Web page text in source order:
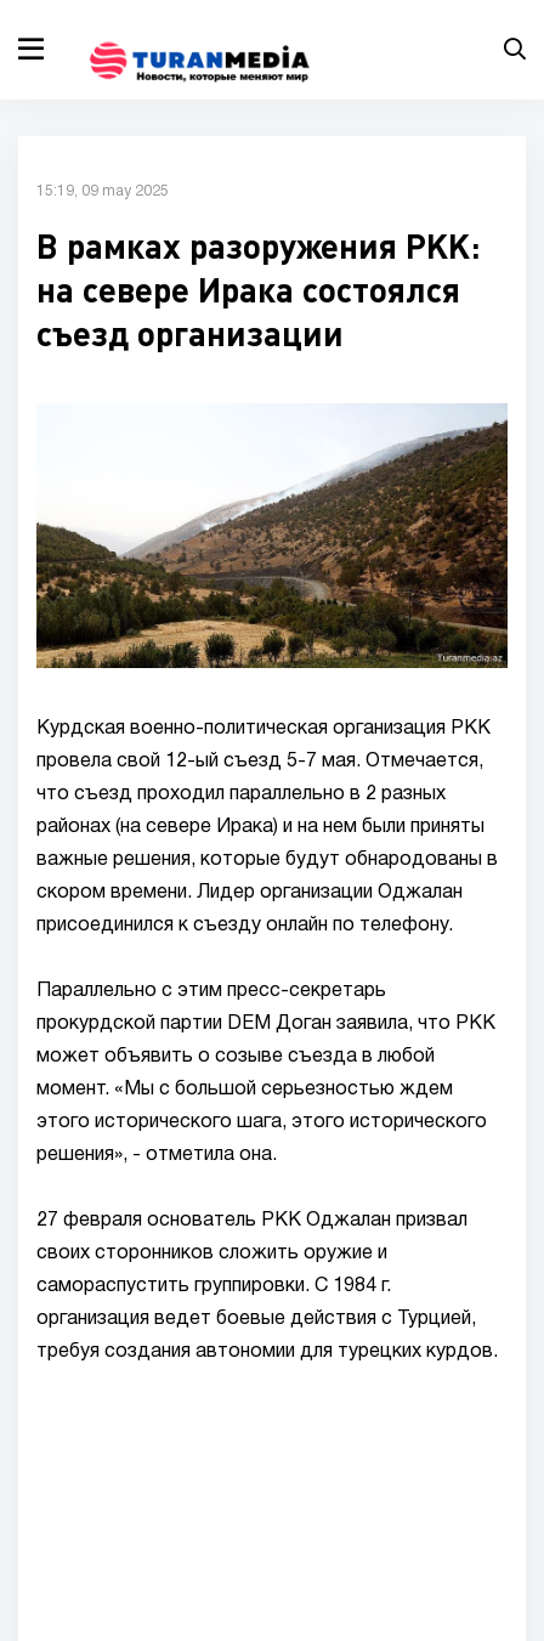
15:19, 09 may 2025
В рамках разоружения PKK:
на севере Ирака состоялся
съезд организации
Курдская военно-политическая организация PKK
провела свой 12-ый съезд 5-7 мая. Отмечается,
что съезд проходил параллельно в 2 разных
районах (на севере Ирака) и на нем были приняты
важные решения, которые будут обнародованы в
скором времени. Лидер организации Оджалан
присоединился к съезду онлайн по телефону.
Параллельно с этим пресс-секретарь
прокурдской партии DEM Доган заявила, что PKK
может объявить о созыве съезда в любой
момент. «Мы с большой серьезностью ждем
этого исторического шага, этого исторического
решения», - отметила она.
27 февраля основатель PKK Оджалан призвал
своих сторонников сложить оружие и
самораспустить группировки. C 1984 г.
организация ведет боевые действия с Турцией,
требуя создания автономии для турецких курдов.